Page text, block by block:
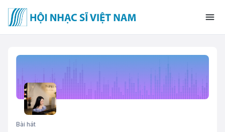
Bài hát